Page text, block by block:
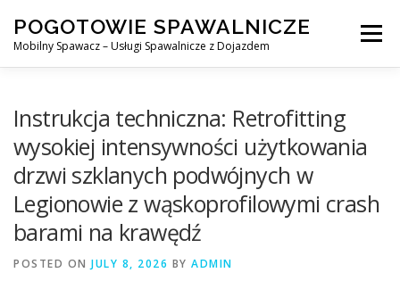
content
POGOTOWIE SPAWALNICZE
Mobilny Spawacz – Usługi Spawalnicze z Dojazdem
Menu
SPAWANIE MIG/MAG (GMAW) NASZE USŁUGI
KONTAKT
Instrukcja techniczna: Retrofitting
wysokiej intensywności użytkowania
drzwi szklanych podwójnych w
Legionowie z wąskoprofilowymi crash
barami na krawędź
POSTED ON JULY 8, 2026 BY ADMIN